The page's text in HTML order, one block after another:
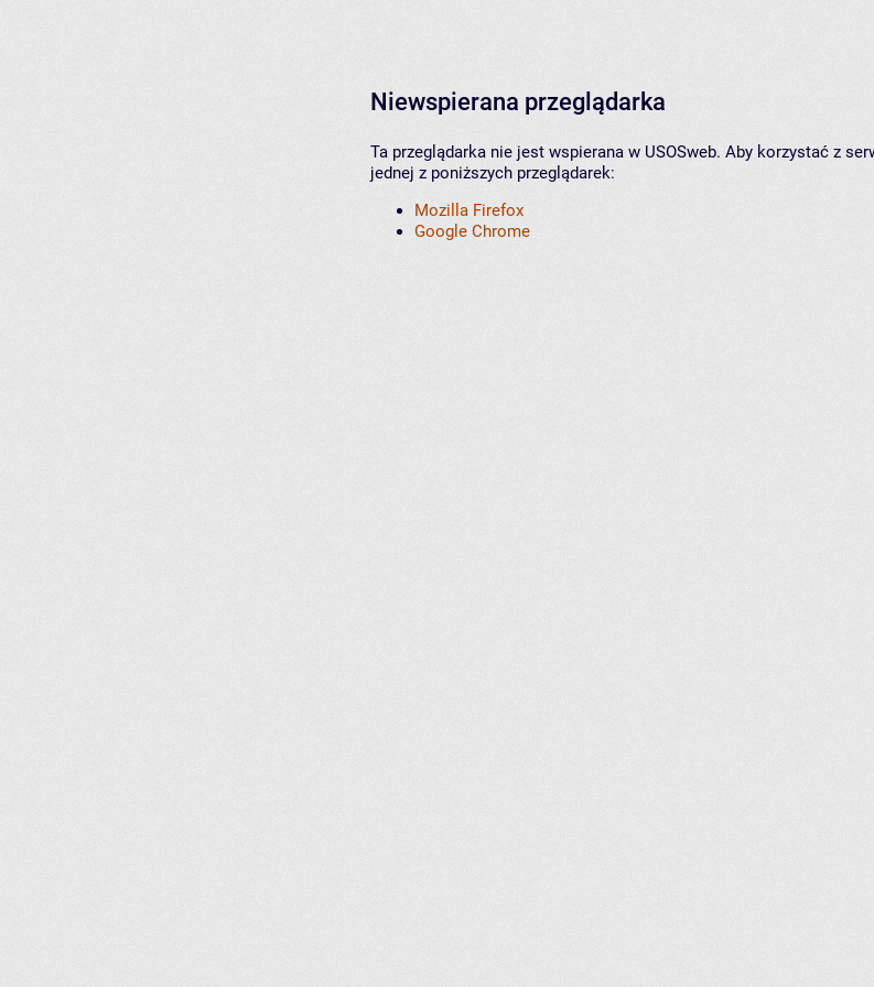
Niewspierana przeglądarka
Ta przeglądarka nie jest wspierana w USOSweb. Aby korzystać z
jednej z poniższych przeglądarek:
Mozilla Firefox
Google Chrome